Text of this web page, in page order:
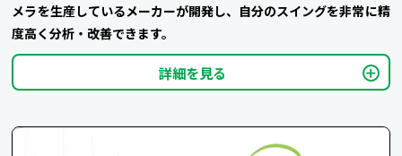
メラを生産しているメーカーが開発し、自分のスイングを非常に精
度高く分析・改善できます。
詳細を見る